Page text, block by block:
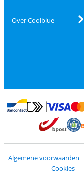
Over Coolblue
Betalen met Bancontact
Betalen met
Algemene voorwaarden
Cookies